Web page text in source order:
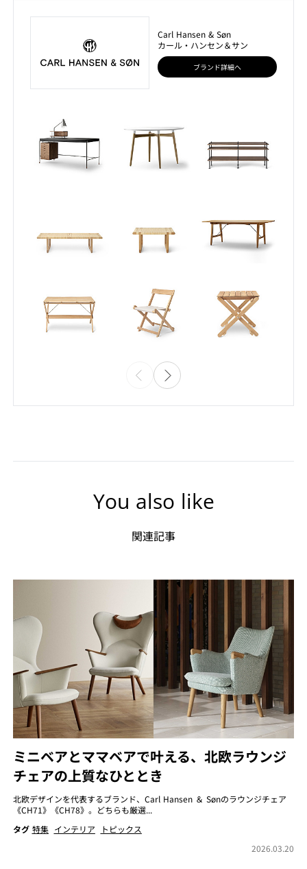
Carl Hansen & Søn
カール・ハンセン＆サン
ブランド詳細へ
You also like
関連記事
ミニベアとママベアで叶える、北欧ラウンジ
チェアの上質なひととき
北欧デザインを代表するブランド、Carl Hansen ＆ Sønのラウンジチェア
《CH71》《CH78》。どちらも厳選...
タグ 特集 インテリア
トピックス
2026.03.20